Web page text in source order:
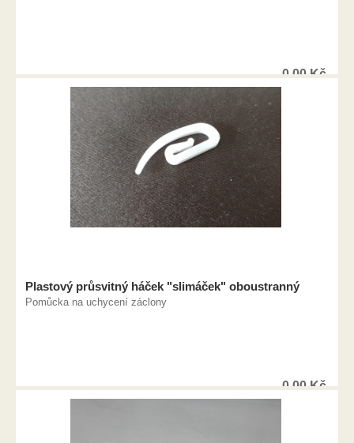
0,00Kč
Plastový průsvitný háček "slimáček" oboustranný
Pomůcka na uchycení záclony
0,00Kč